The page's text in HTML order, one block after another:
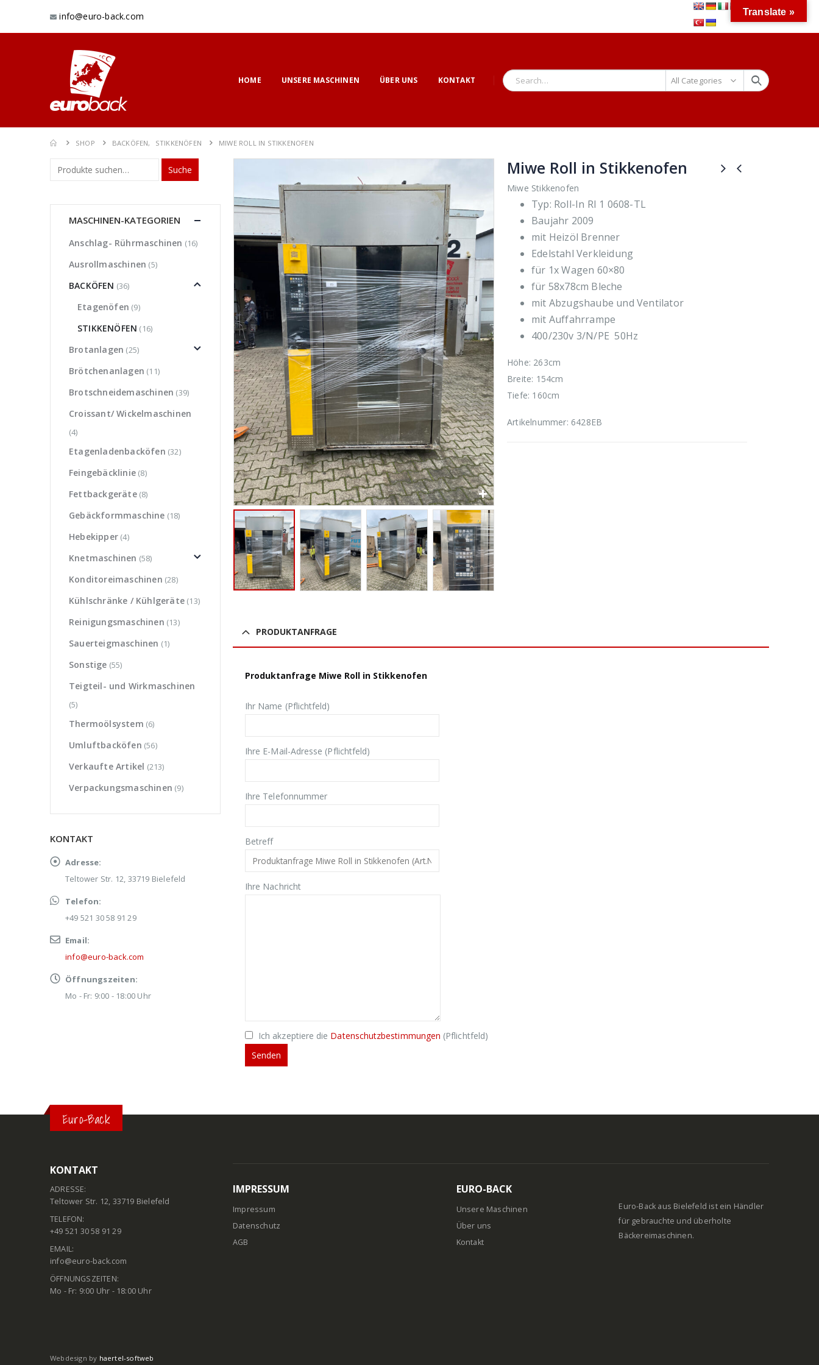
info@euro-back.com
HOME UNSERE MASCHINEN ÜBER UNS KONTAKT All Categories
SHOP BACKÖFEN, STIKKENÖFEN MIWE ROLL IN STIKKENOFEN
Miwe Roll in Stikkenofen
Miwe Stikkenofen
Typ: Roll-In RI 1 0608-TL
Baujahr 2009
mit Heizöl Brenner
Edelstahl Verkleidung
für 1x Wagen 60×80
für 58x78cm Bleche
mit Abzugshaube und Ventilator
mit Auffahrrampe
400/230v 3/N/PE 50Hz
Höhe: 263cm
Breite: 154cm
Tiefe: 160cm
Artikelnummer: 6428EB
PRODUKTANFRAGE
Produktanfrage Miwe Roll in Stikkenofen
Ihr Name (Pflichtfeld)
Ihre E-Mail-Adresse (Pflichtfeld)
Ihre Telefonnummer
Betreff
Ihre Nachricht
Ich akzeptiere die Datenschutzbestimmungen (Pflichtfeld)
Suche
MASCHINEN-KATEGORIEN
Anschlag- Rührmaschinen (16)
Ausrollmaschinen (5)
BACKÖFEN (36)
Etagenöfen (9)
STIKKENÖFEN (16)
Brotanlagen (25)
Brötchenanlagen (11)
Brotschneidemaschinen (39)
Croissant/ Wickelmaschinen
(4)
Etagenladenbacköfen (32)
Feingebäcklinie (8)
Fettbackgeräte (8)
Gebäckformmaschine (18)
Hebekipper (4)
Knetmaschinen (58)
Konditoreimaschinen (28)
Kühlschränke / Kühlgeräte (13)
Reinigungsmaschinen (13)
Sauerteigmaschinen (1)
Sonstige (55)
Teigteil- und Wirkmaschinen
(5)
Thermoölsystem (6)
Umluftbacköfen (56)
Verkaufte Artikel (213)
Verpackungsmaschinen (9)
KONTAKT
Adresse:
Teltower Str. 12, 33719 Bielefeld
Telefon:
+49 521 30 58 91 29
Email:
info@euro-back.com
Öffnungszeiten:
Mo - Fr: 9:00 - 18:00 Uhr
Euro-Back
KONTAKT
ADRESSE:
Teltower Str. 12, 33719 Bielefeld
TELEFON:
+49 521 30 58 91 29
EMAIL:
info@euro-back.com
ÖFFNUNGSZEITEN:
Mo - Fr: 9:00 Uhr - 18:00 Uhr
IMPRESSUM
Impressum
Datenschutz
AGB
EURO-BACK
Unsere Maschinen
Über uns
Kontakt
Euro-Back aus Bielefeld ist ein Händler
für gebrauchte und überholte
Bäckereimaschinen.
Webdesign by haertel-softweb
Translate »